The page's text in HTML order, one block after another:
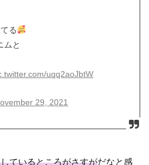
る
ムと
uqq2aoJbtW
29, 2021
ているところがさすがだなと感